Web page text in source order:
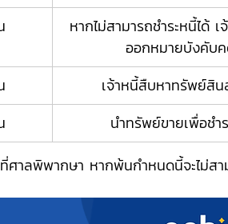
หากไม่สามารถชำระหนี้ได้
ออกหมายบังคับ
เจ้าหนี้สืบหาทรัพย์สิ
นำทรัพย์ขายเพื่อชำ
ศาลพิพากษา หากพ้นกำหนดนี้จะไม่ส